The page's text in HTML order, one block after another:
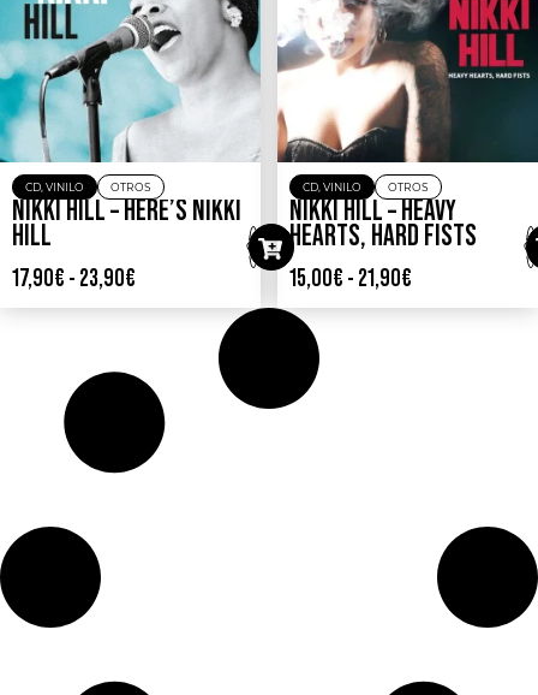
CD, VINILO OTROS
NIKKI HILL – HERE’S NIKKI
HILL
17,90€ - 23,90€
CD, VINILO OTROS
NIKKI HILL – HEAVY
HEARTS, HARD FISTS
15,00€ - 21,90€